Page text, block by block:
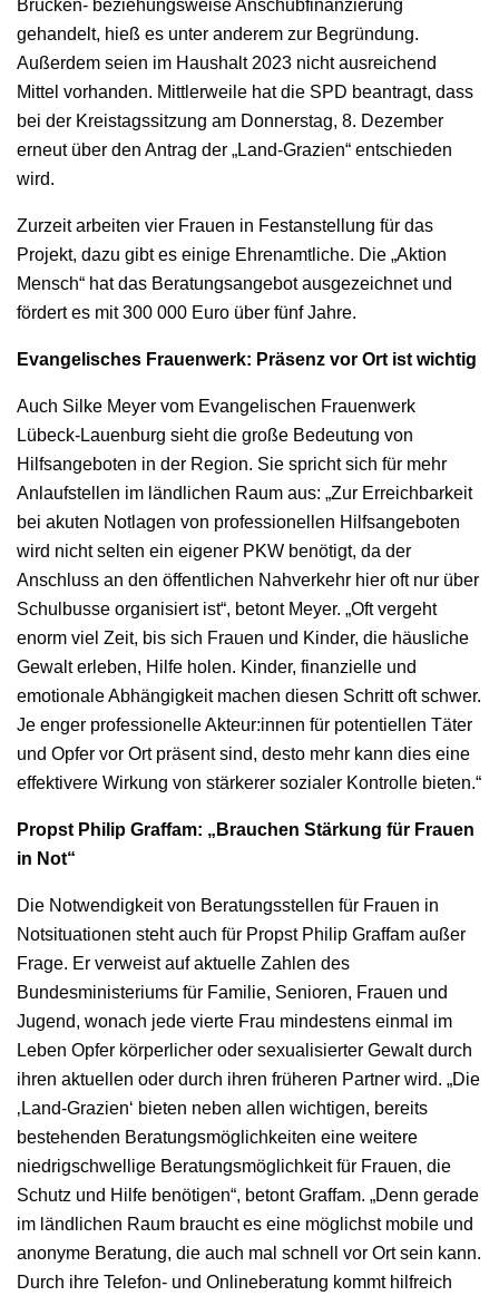
Brücken- beziehungsweise Anschubfinanzierung
gehandelt, hieß es unter anderem zur Begründung.
Außerdem seien im Haushalt 2023 nicht ausreichend
Mittel vorhanden. Mittlerweile hat die SPD beantragt, dass
bei der Kreistagssitzung am Donnerstag, 8. Dezember
erneut über den Antrag der „Land-Grazien“ entschieden
wird.
Zurzeit arbeiten vier Frauen in Festanstellung für das
Projekt, dazu gibt es einige Ehrenamtliche. Die „Aktion
Mensch“ hat das Beratungsangebot ausgezeichnet und
fördert es mit 300 000 Euro über fünf Jahre.
Evangelisches Frauenwerk: Präsenz vor Ort ist wichtig
Auch Silke Meyer vom Evangelischen Frauenwerk
Lübeck-Lauenburg sieht die große Bedeutung von
Hilfsangeboten in der Region. Sie spricht sich für mehr
Anlaufstellen im ländlichen Raum aus: „Zur Erreichbarkeit
bei akuten Notlagen von professionellen Hilfsangeboten
wird nicht selten ein eigener PKW benötigt, da der
Anschluss an den öffentlichen Nahverkehr hier oft nur über
Schulbusse organisiert ist“, betont Meyer. „Oft vergeht
enorm viel Zeit, bis sich Frauen und Kinder, die häusliche
Gewalt erleben, Hilfe holen. Kinder, finanzielle und
emotionale Abhängigkeit machen diesen Schritt oft schwer.
Je enger professionelle Akteur:innen für potentiellen Täter
und Opfer vor Ort präsent sind, desto mehr kann dies eine
effektivere Wirkung von stärkerer sozialer Kontrolle bieten.“
Propst Philip Graffam: „Brauchen Stärkung für Frauen
in Not“
Die Notwendigkeit von Beratungsstellen für Frauen in
Notsituationen steht auch für Propst Philip Graffam außer
Frage. Er verweist auf aktuelle Zahlen des
Bundesministeriums für Familie, Senioren, Frauen und
Jugend, wonach jede vierte Frau mindestens einmal im
Leben Opfer körperlicher oder sexualisierter Gewalt durch
ihren aktuellen oder durch ihren früheren Partner wird. „Die
‚Land-Grazien‘ bieten neben allen wichtigen, bereits
bestehenden Beratungsmöglichkeiten eine weitere
niedrigschwellige Beratungsmöglichkeit für Frauen, die
Schutz und Hilfe benötigen“, betont Graffam. „Denn gerade
im ländlichen Raum braucht es eine möglichst mobile und
anonyme Beratung, die auch mal schnell vor Ort sein kann.
Durch ihre Telefon- und Onlineberatung kommt hilfreich